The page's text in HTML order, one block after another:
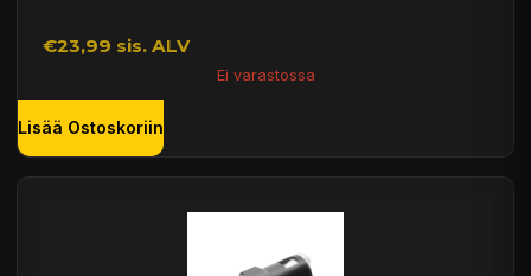
€23,99 sis. ALV
Ei varastossa
Lisää Ostoskoriin